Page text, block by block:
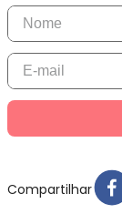
Compartilhar